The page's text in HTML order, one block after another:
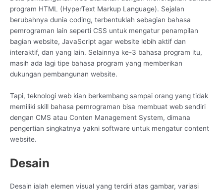
program HTML (HyperText Markup Language). Sejalan
berubahnya dunia coding, terbentuklah sebagian bahasa
pemrograman lain seperti CSS untuk mengatur penampilan
bagian website, JavaScript agar website lebih aktif dan
interaktif, dan yang lain. Selainnya ke-3 bahasa program itu,
masih ada lagi tipe bahasa program yang memberikan
dukungan pembangunan website.
Tapi, teknologi web kian berkembang sampai orang yang tidak
memiliki skill bahasa pemrograman bisa membuat web sendiri
dengan CMS atau Conten Management System, dimana
pengertian singkatnya yakni software untuk mengatur content
website.
Desain
Desain ialah elemen visual yang terdiri atas gambar, variasi